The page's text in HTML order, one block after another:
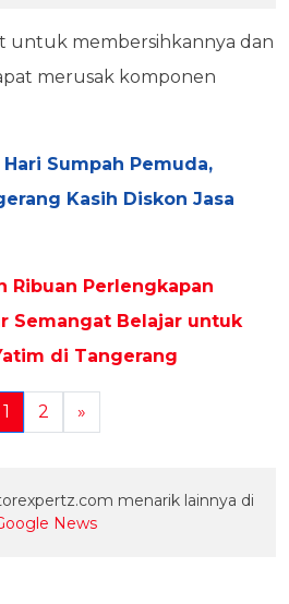
untuk membersihkannya dan
merusak komponen
Sumpah Pemuda,
Kasih Diskon Jasa
Ribuan Perlengkapan
Semangat Belajar untuk
di Tangerang
1 2 »
menarik lainnya di
News